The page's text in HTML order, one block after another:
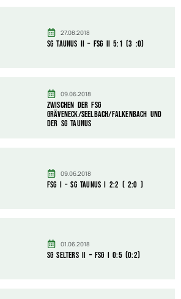
27.08.2018
SG Taunus II – FSG II 5:1 (3 :0)
09.06.2018
zwischen der FSG
Gräveneck/Seelbach/Falkenbach und
der SG Taunus
09.06.2018
FSG I – SG Taunus I 2:2 ( 2:0 )
01.06.2018
SG Selters II – FSG I 0:5 (0:2)